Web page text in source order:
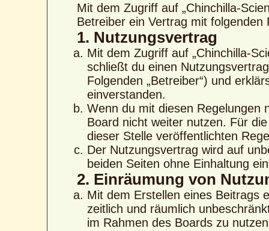
Mit dem Zugriff auf „Chinchilla-
Betreiber ein Vertrag mit folgenden
1. Nutzungsvertrag
Mit dem Zugriff auf „Chinchilla-
schließt du einen
Folgenden „Betreiber“) und
einverstanden.
Wenn du mit diesen Regelungen
Board nicht weiter nutzen. Für
dieser Stelle veröffentlichten
Der Nutzungsvertrag wird auf
beiden Seiten ohne Einhaltung
2. Einräumung von
Mit dem Erstellen eines Beitrags
zeitlich und räumlich
im Rahmen des Boards zu